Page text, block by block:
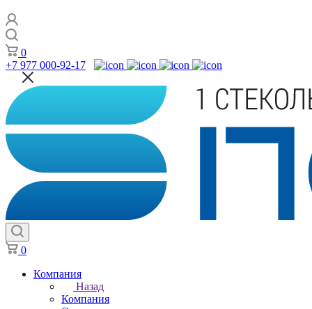
0
+7 977 000-92-17
0
Компания
Назад
Компания